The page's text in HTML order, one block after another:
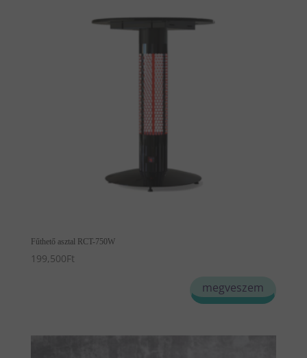
Fűthető asztal RCT-750W
199,500Ft
megveszem